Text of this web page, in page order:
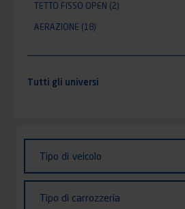
veicolo
Tipo di veicolo
Tipo di carrozzeria
TETTO FISSO OPEN (2)
AERAZIONE (18)
Tutti gli universi